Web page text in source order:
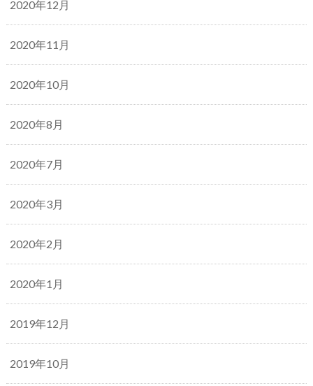
2020年12月
2020年11月
2020年10月
2020年8月
2020年7月
2020年3月
2020年2月
2020年1月
2019年12月
2019年10月